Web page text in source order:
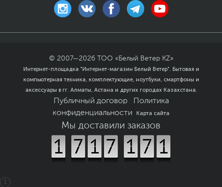
© 2007—2026
ТОО «Белый Ветер KZ»
Интернет-площадка "Интернет-магазин Белый Ветер". Бытовая и
компьютерная техника, комплектующие, ноутбуки, смартфоны и
аксессуары в гг. Алматы, Астана и других городах Казахстана.
Публичный договор
Политика
конфиденциальности
Карта сайта
Мы доставили заказов
1